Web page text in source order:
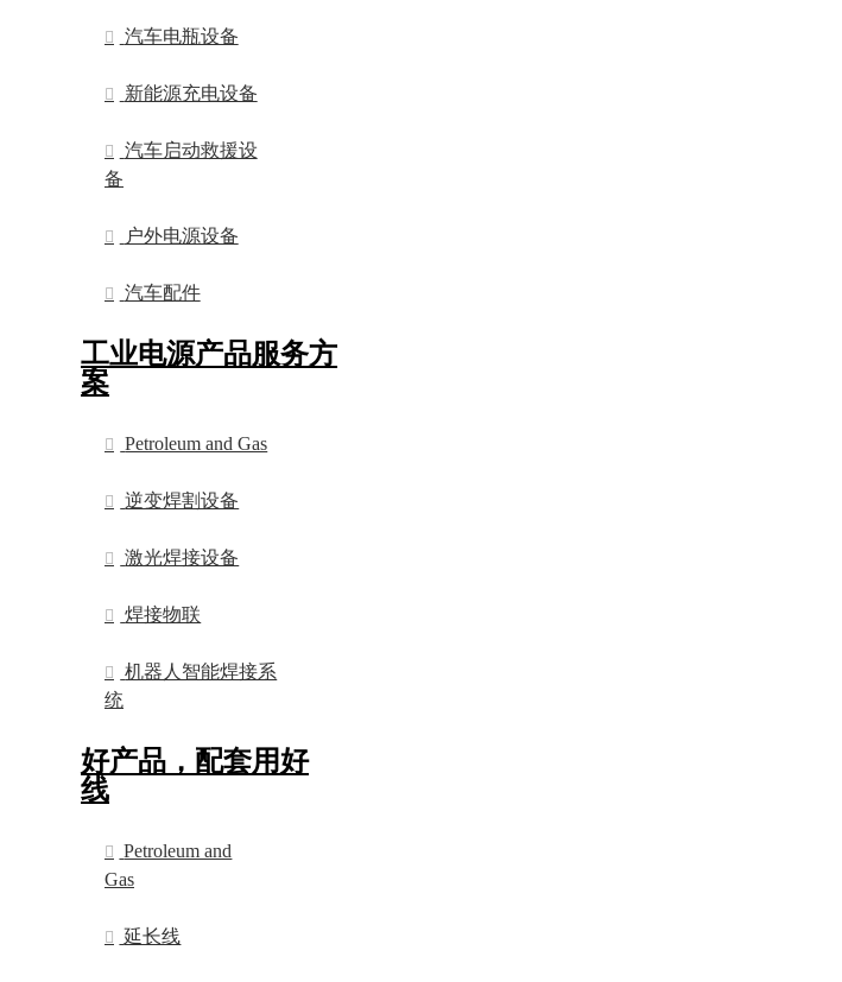
汽车电瓶设备
新能源充电设备
汽车启动救援设
备
户外电源设备
汽车配件
工业电源产品服务方
案
Petroleum and Gas
逆变焊割设备
激光焊接设备
焊接物联
机器人智能焊接系
统
好产品，配套用好
线
Petroleum and
Gas
延长线